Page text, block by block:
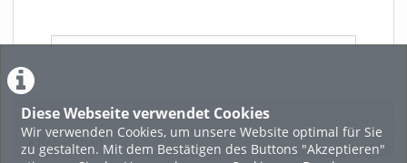
Diese Webseite verwendet Cookies
Wir verwenden Cookies, um unsere Website optimal für Sie
zu gestalten. Mit dem Bestätigen des Buttons "Akzeptieren"
Featured
Beliebtheit